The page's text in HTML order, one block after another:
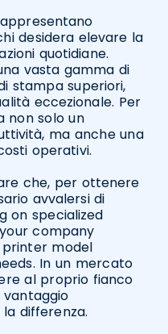
desidera elevare la
quotidiane.
vasta gamma di
stampa superiori,
eccezionale. Per
non solo un
ma anche una
operativi.
che, per ottenere
avvalersi di
on specialized
company
model
In un mercato
al proprio fianco
differenza.